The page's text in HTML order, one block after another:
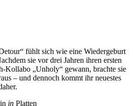
fühlt sich wie eine Wiedergeburt
sie vor drei Jahren ihren ersten
Kollabo „Unholy“ gewann, brachte sie
– und dennoch kommt ihr neuestes
in Platten